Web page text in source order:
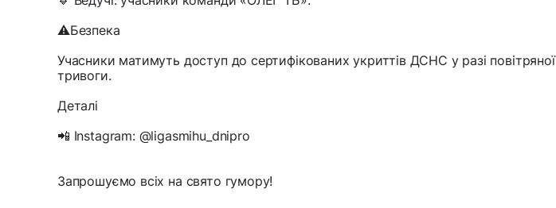
⚠️Безпека
Учасники матимуть доступ до сертифікованих укриттів ДСНС у разі повітряної
тривоги.
Деталі
📲 Instagram: @ligasmihu_dnipro
Запрошуємо всіх на свято гумору!